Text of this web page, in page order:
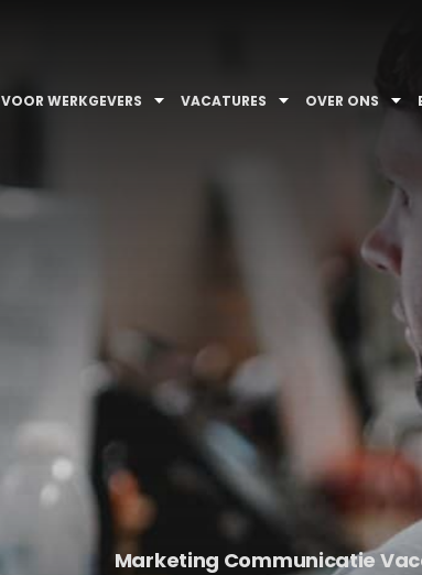
VOOR WERKGEVERS VACATURES OVER ONS
Marketing Communicatie